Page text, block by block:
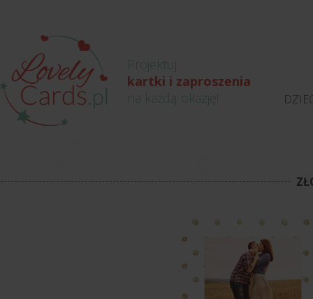
Projektuj
kartki i zaproszenia
na każdą okazję!